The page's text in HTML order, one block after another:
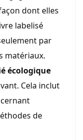
dont elles
labelisé
par
matériaux.
écologique
Cela inclut
de